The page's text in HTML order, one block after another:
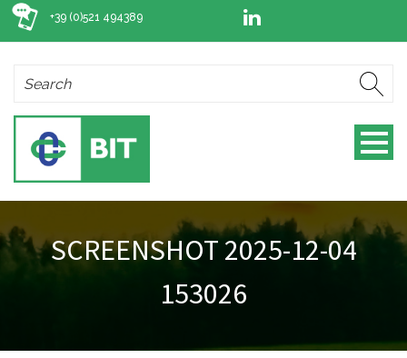
+39 (0)521 494389
SCREENSHOT 2025-12-04
153026